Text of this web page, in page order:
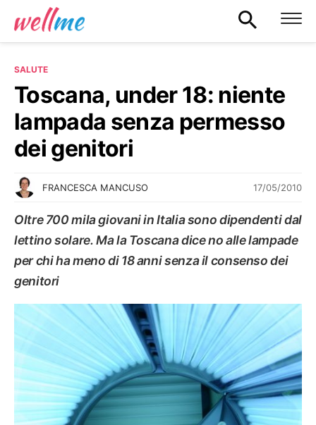
SALUTE
Toscana, under 18: niente
lampada senza permesso
dei genitori
FRANCESCA MANCUSO 17/05/2010
Oltre 700 mila giovani in Italia sono dipendenti dal
lettino solare. Ma la Toscana dice no alle lampade
per chi ha meno di 18 anni senza il consenso dei
genitori
SALUTE